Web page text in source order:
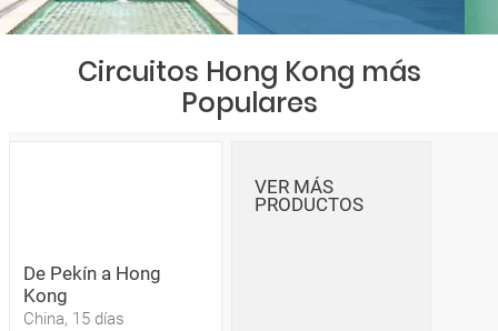
Circuitos Hong Kong más
Populares
De Pekín a Hong
Kong
China, 15 días
VER MÁS
PRODUCTOS